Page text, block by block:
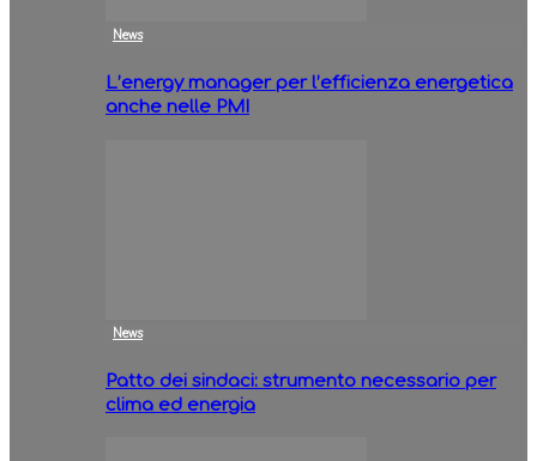
News
L’energy manager per l’efficienza energetica
anche nelle PMI
News
Patto dei sindaci: strumento necessario per
clima ed energia